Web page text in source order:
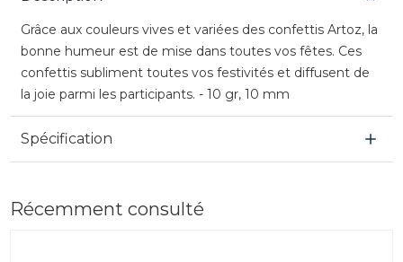
Grâce aux couleurs vives et variées des confettis Artoz, la
bonne humeur est de mise dans toutes vos fêtes. Ces
confettis subliment toutes vos festivités et diffusent de
la joie parmi les participants. - 10 gr, 10 mm
Spécification
Récemment consulté